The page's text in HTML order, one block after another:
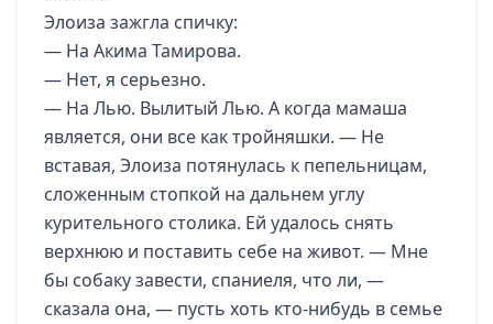
Элоиза зажгла спичку:
— На Акима Тамирова.
— Нет, я серьезно.
— На Лью. Вылитый Лью. А когда мамаша
является, они все как тройняшки. — Не
вставая, Элоиза потянулась к пепельницам,
сложенным стопкой на дальнем углу
курительного столика. Ей удалось снять
верхнюю и поставить себе на живот. — Мне
бы собаку завести, спаниеля, что ли, —
сказала она, — пусть хоть кто-нибудь в семье